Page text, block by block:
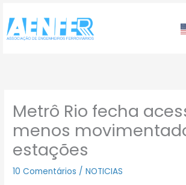
para
conteúdo
Metrô Rio fecha
menos
estações
10 Comentários /NOTICIAS